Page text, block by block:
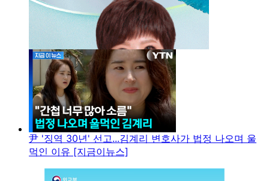
尹 '징역 30년' 선고...김계리 변호사가 법정 나오며 울
먹인 이유 [지금이뉴스]